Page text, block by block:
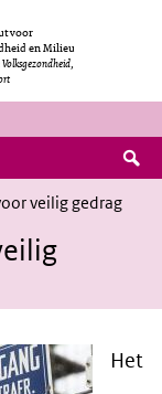
voor
en Milieu
veilig gedrag
Het